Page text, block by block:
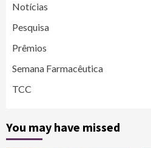
Notícias
Pesquisa
Prêmios
Semana Farmacêutica
TCC
You may have missed